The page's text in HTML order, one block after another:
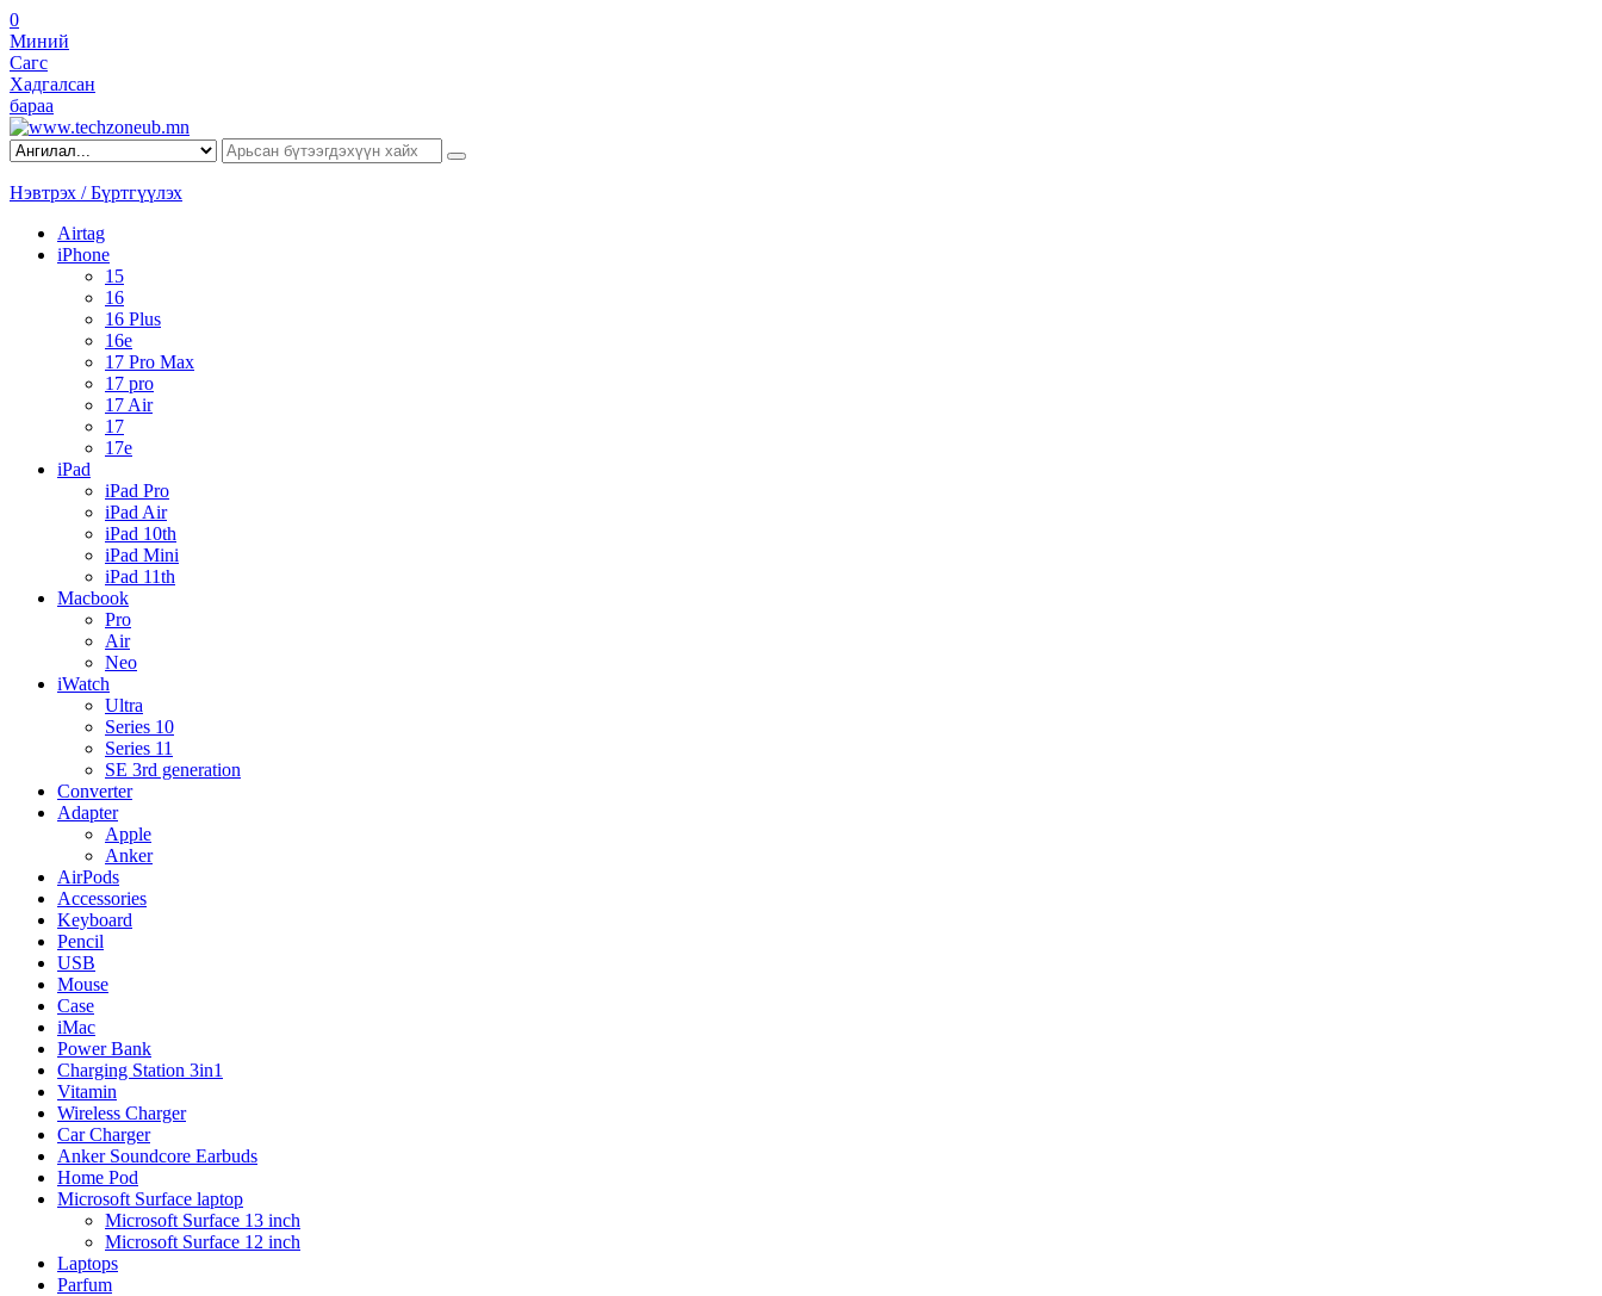
0
Миний
Сагс
Хадгалсан
бараа
Нэвтрэх / Бүртгүүлэх
Airtag
iPhone
15
16
16 Plus
16e
17 Pro Max
17 pro
17 Air
17
17e
iPad
iPad Pro
iPad Air
iPad 10th
iPad Mini
iPad 11th
Macbook
Pro
Air
Neo
iWatch
Ultra
Series 10
Series 11
SE 3rd generation
Converter
Adapter
Apple
Anker
AirPods
Accessories
Keyboard
Pencil
USB
Mouse
Case
iMac
Power Bank
Charging Station 3in1
Vitamin
Wireless Charger
Car Charger
Anker Soundcore Earbuds
Home Pod
Microsoft Surface laptop
Microsoft Surface 13 inch
Microsoft Surface 12 inch
Laptops
Parfum